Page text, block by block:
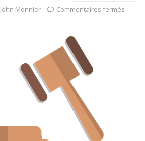
John Monnier Commentaires fermés